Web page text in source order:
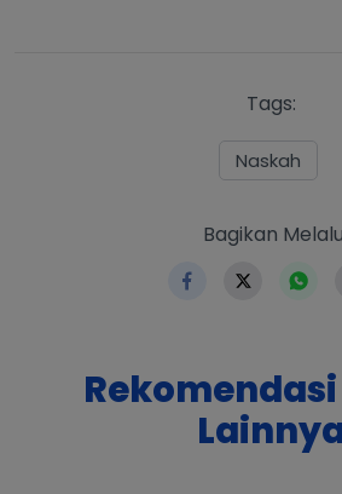
Tags:
Naskah
Bagikan